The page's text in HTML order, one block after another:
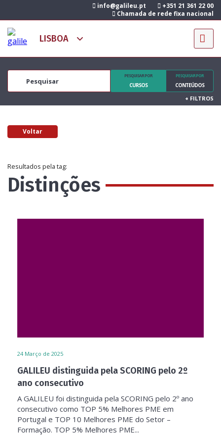
info@galileu.pt
+351 21 361 22 00
Chamada de rede fixa nacional
PESQUISAR POR
CURSOS
PESQUISAR POR
CONTEÚDOS
+ FILTROS
Voltar
Resultados pela tag:
Distinções
24 Março de 2025
GALILEU distinguida pela SCORING pelo 2º
ano consecutivo
A GALILEU foi distinguida pela SCORING pelo 2º ano
consecutivo como TOP 5% Melhores PME em
Portugal e TOP 10 Melhores PME do Setor –
Formação. TOP 5% Melhores PME...